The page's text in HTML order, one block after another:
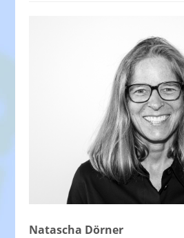
Natascha Dörner